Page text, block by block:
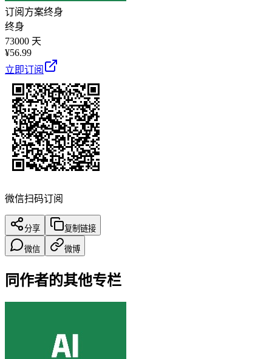
订阅方案终身
终身
73000 天
¥56.99
立即订阅
微信扫码订阅
分享 复制链接
微信 微博
同作者的其他专栏